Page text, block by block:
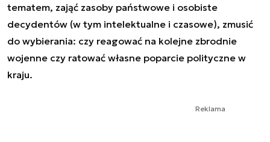
tematem, zająć zasoby państwowe i osobiste
decydentów (w tym intelektualne i czasowe), zmusić
do wybierania: czy reagować na kolejne zbrodnie
wojenne czy ratować własne poparcie polityczne w
kraju.
Reklama